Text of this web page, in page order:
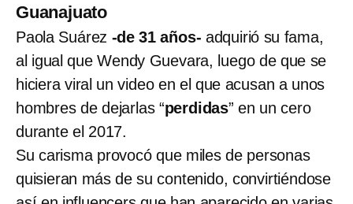
Guanajuato
Paola Suárez -de 31 años- adquirió su fama,
al igual que Wendy Guevara, luego de que se
hiciera viral un video en el que acusan a unos
hombres de dejarlas “perdidas” en un cero
durante el 2017.
Su carisma provocó que miles de personas
quisieran más de su contenido, convirtiéndose